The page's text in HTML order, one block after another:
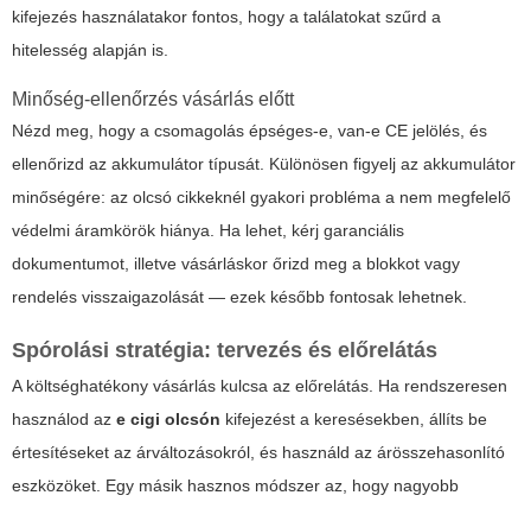
kifejezés használatakor fontos, hogy a találatokat szűrd a
hitelesség alapján is.
Minőség-ellenőrzés vásárlás előtt
Nézd meg, hogy a csomagolás épséges-e, van-e CE jelölés, és
ellenőrizd az akkumulátor típusát. Különösen figyelj az akkumulátor
minőségére: az olcsó cikkeknél gyakori probléma a nem megfelelő
védelmi áramkörök hiánya. Ha lehet, kérj garanciális
dokumentumot, illetve vásárláskor őrizd meg a blokkot vagy
rendelés visszaigazolását — ezek később fontosak lehetnek.
Spórolási stratégia: tervezés és előrelátás
A költséghatékony vásárlás kulcsa az előrelátás. Ha rendszeresen
használod az e cigi olcsón kifejezést a keresésekben, állíts be
értesítéseket az árváltozásokról, és használd az árösszehasonlító
eszközöket. Egy másik hasznos módszer az, hogy nagyobb